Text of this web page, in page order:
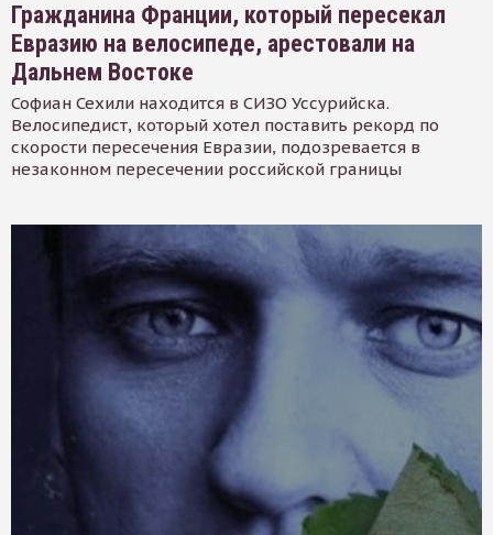
Гражданина Франции, который пересекал
Евразию на велосипеде, арестовали на
Дальнем Востоке
Софиан Сехили находится в СИЗО Уссурийска.
Велосипедист, который хотел поставить рекорд по
скорости пересечения Евразии, подозревается в
незаконном пересечении российской границы